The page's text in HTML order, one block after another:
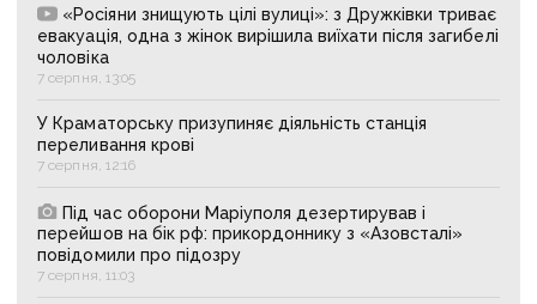
«Росіяни знищують цілі вулиці»: з Дружківки триває
евакуація, одна з жінок вирішила виїхати після загибелі
чоловіка
7 серпня, 13:05
У Краматорську призупиняє діяльність станція
переливання крові
7 серпня, 12:16
Під час оборони Маріуполя дезертирував і
перейшов на бік рф: прикордоннику з «Азовсталі»
повідомили про підозру
7 серпня, 11:03